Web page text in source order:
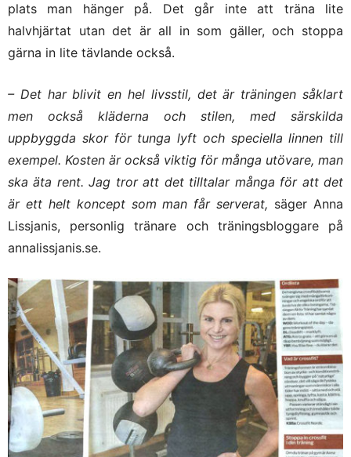
plats man hänger på. Det går inte att träna lite
halvhjärtat utan det är all in som gäller, och stoppa
gärna in lite tävlande också.
– Det har blivit en hel livsstil, det är träningen såklart
men också kläderna och stilen, med särskilda
uppbyggda skor för tunga lyft och speciella linnen till
exempel. Kosten är också viktig för många utövare, man
ska äta rent. Jag tror att det tilltalar många för att det
är ett helt koncept som man får serverat, säger Anna
Lissjanis, personlig tränare och träningsbloggare på
annalissjanis.se.